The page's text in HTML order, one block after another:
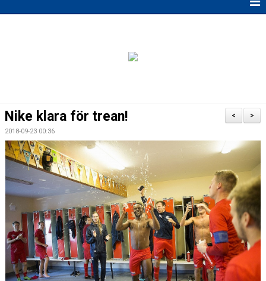
EVENEMANG
FÖRENINGSKALENDER
KIOSK OCH BOLLSERVICE
INFORMATION
IDROTTSFÖRSÄKRING
BOKA KLUBBLOKAL
>
<
Nike klara för trean!
2018-09-23 00:36